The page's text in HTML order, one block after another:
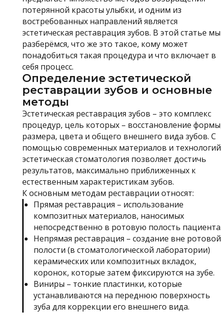
потерянной красоты улыбки, и одним из
востребованных направлений является
эстетическая реставрация зубов. В этой статье мы
разберёмся, что же это такое, кому может
понадобиться такая процедура и что включает в
себя процесс.
Определение эстетической
реставрации зубов и основные
методы
Эстетическая реставрация зубов – это комплекс
процедур, цель которых – восстановление
размера, цвета и общего внешнего вида зубов. С
помощью современных материалов и технологий
эстетическая стоматология позволяет достичь
результатов, максимально приближенных к
естественным характеристикам зубов.
К основным методам реставрации относят:
Прямая реставрация – использование
композитных материалов, наносимых
непосредственно в ротовую полость
Непрямая реставрация – создание вне ротовой
полости (в стоматологической лаборатории)
керамических или композитных вкладок,
коронок, которые затем фиксируются на зубе.
Виниры – тонкие пластинки, которые
устанавливаются на переднюю поверхность
зуба для коррекции его внешнего вида.